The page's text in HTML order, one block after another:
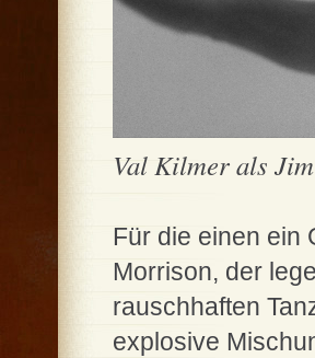
Val Kilmer als
Für die einen ein
Morrison, der
rauschhaften
explosive